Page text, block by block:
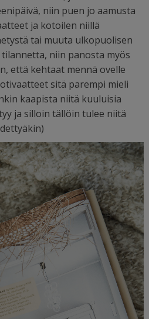
niin puen jo aamusta
ja kotoilen niillä
tai muuta ulkopuolisen
niin panosta myös
että kehtaat mennä ovelle
sitä parempi mieli
kaapista niitä kuuluisia
ja silloin tällöin tulee niitä